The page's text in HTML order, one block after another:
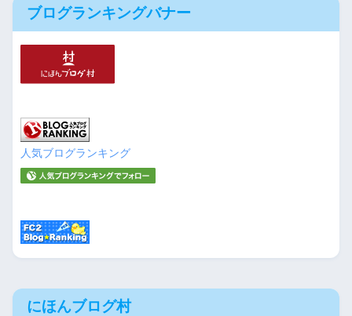
ブログランキングバナー
人気ブログランキング
にほんブログ村